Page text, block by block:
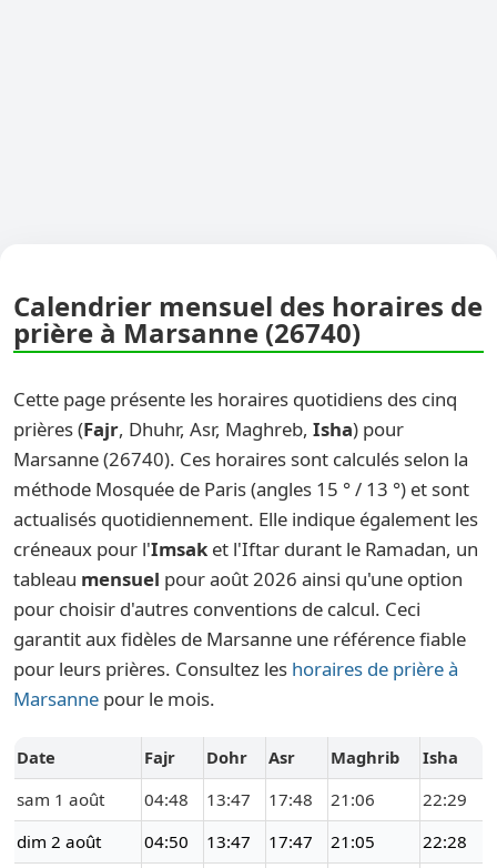
Calendrier mensuel des horaires de
prière à Marsanne (26740)
Cette page présente les horaires quotidiens des cinq
prières (Fajr, Dhuhr, Asr, Maghreb, Isha) pour
Marsanne (26740). Ces horaires sont calculés selon la
méthode Mosquée de Paris (angles 15 ° / 13 °) et sont
actualisés quotidiennement. Elle indique également les
créneaux pour l'Imsak et l'Iftar durant le Ramadan, un
tableau mensuel pour août 2026 ainsi qu'une option
pour choisir d'autres conventions de calcul. Ceci
garantit aux fidèles de Marsanne une référence fiable
pour leurs prières. Consultez les horaires de prière à
Marsanne pour le mois.
Date Fajr Dohr Asr Maghrib
Isha
sam 1 août
04:48 13:47 17:48 21:06
22:29
dim 2 août
04:50 13:47 17:47 21:05 22:28